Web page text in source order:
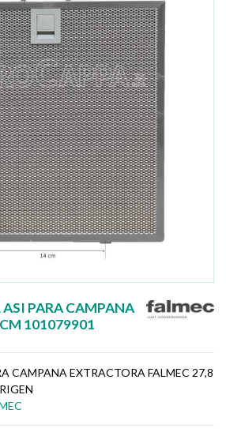
PARA CAMPANA
101079901
CAMPANA EXTRACTORA FALMEC 27,8